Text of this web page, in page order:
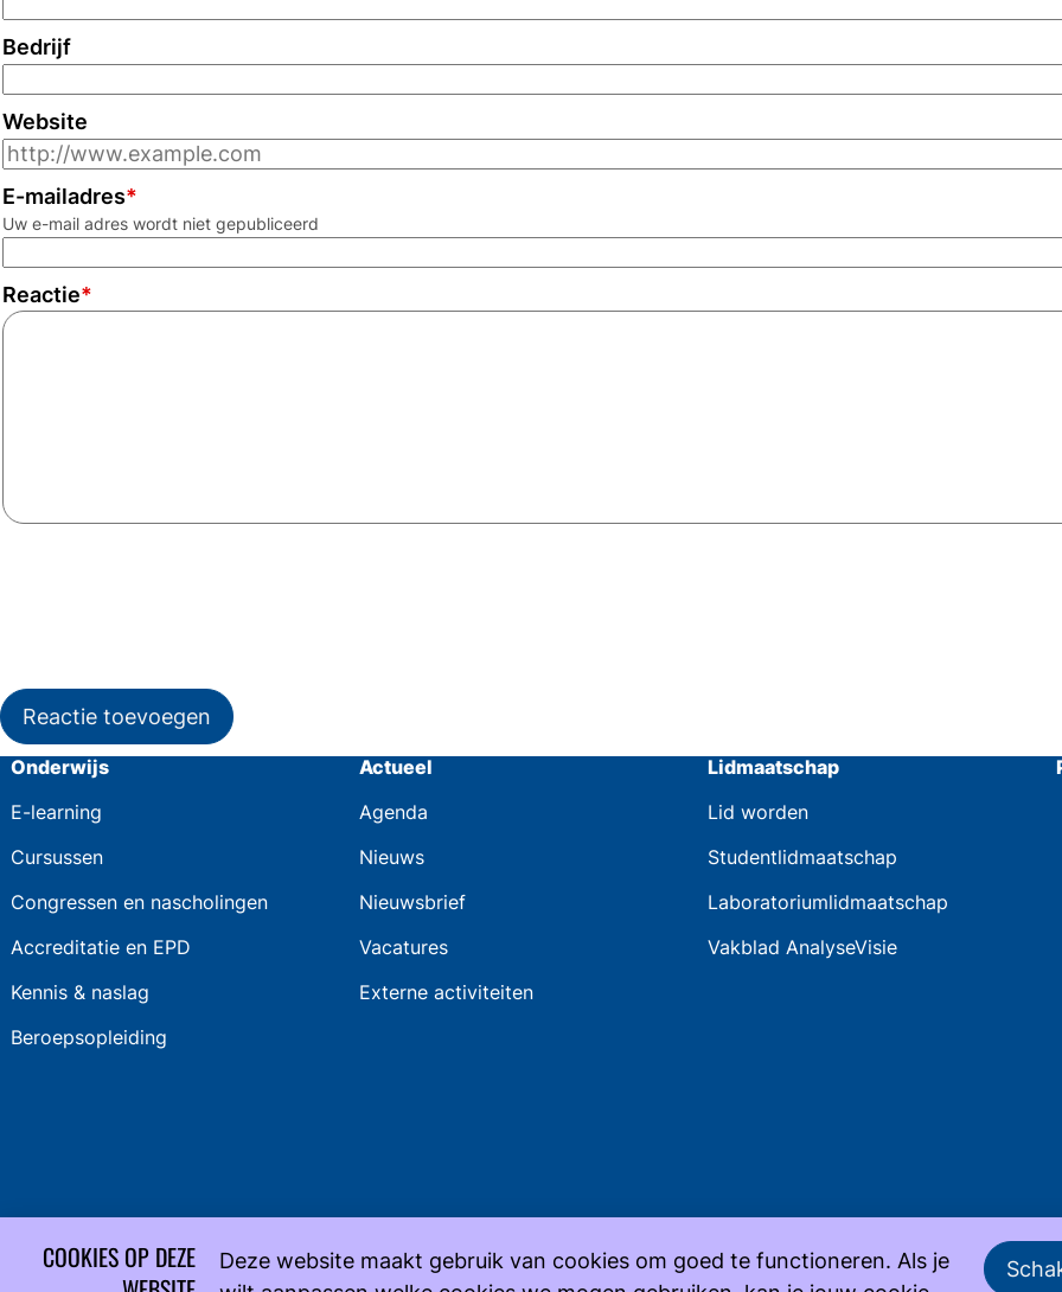
ambassadeur!
Bedrijf
Website
E-mailadres*
Uw e-mail adres wordt niet gepubliceerd
Reactie*
Reactie toevoegen
Onderwijs
E-learning
Cursussen
Congressen en nascholingen
Accreditatie en EPD
Kennis & naslag
Beroepsopleiding
Actueel
Agenda
Nieuws
Nieuwsbrief
Vacatures
Externe activiteiten
Lidmaatschap
Lid worden
Studentlidmaatschap
Laboratoriumlidmaatschap
Vakblad AnalyseVisie
COOKIES OP DEZE
Deze website maakt gebruik van cookies om goed te functioneren. Als je